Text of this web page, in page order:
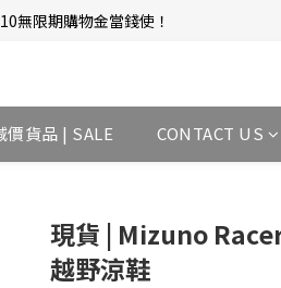
物金當錢使！
價貨品 | SALE CONTACT US
現貨 | Mizuno
越野涼鞋